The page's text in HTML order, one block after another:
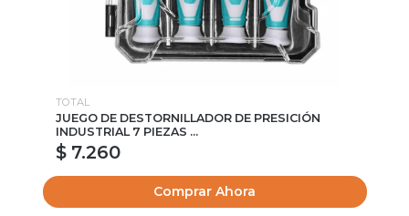
TOTAL
JUEGO DE DESTORNILLADOR DE PRESICIÓN
INDUSTRIAL 7 PIEZAS ...
$ 7.260
Comprar Ahora